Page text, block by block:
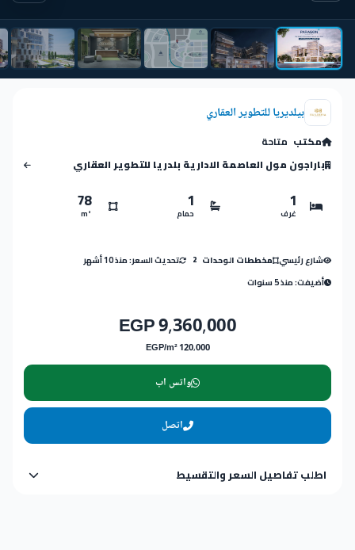
بيلديريا للتطوير العقاري
مكتب متاحة
باراجون مول العاصمة الادارية بلدريا للتطوير العقاري
1
غرف
1
حمام
78
m²
شارع رئيسي مخططات الوحدات 2
تحديث السعر: منذ 10 أشهر
أضيفت: منذ 5 سنوات
9,360,000 EGP
120,000 EGP/m²
واتس اب
اتصل
اطلب تفاصيل السعر والتقسيط